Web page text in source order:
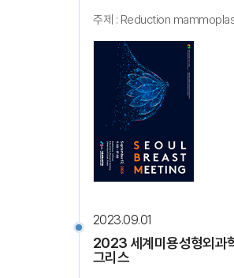
주제 : Reduction
2023.09.01
2023 세계미용성형외과
그리스